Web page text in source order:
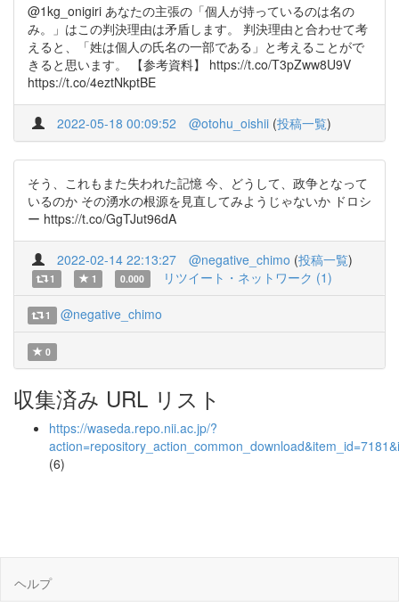
@1kg_onigiri あなたの主張の「個人が持っているのは名の
み。」はこの判決理由は矛盾します。 判決理由と合わせて考
えると、「姓は個人の氏名の一部である」と考えることがで
きると思います。 【参考資料】 https://t.co/T3pZww8U9V
https://t.co/4eztNkptBE
2022-05-18 00:09:52 @otohu_oishii (投稿一覧)
そう、これもまた失われた記憶 今、どうして、政争となって
いるのか その湧水の根源を見直してみようじゃないか ドロシ
ー https://t.co/GgTJut96dA
2022-02-14 22:13:27 @negative_chimo (投稿一覧)
1 1 0.000 リツイート・ネットワーク (1)
1 @negative_chimo
0
収集済み URL リスト
https://waseda.repo.nii.ac.jp/?
(6)
ヘルプ